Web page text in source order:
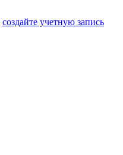
создайте учетную запись